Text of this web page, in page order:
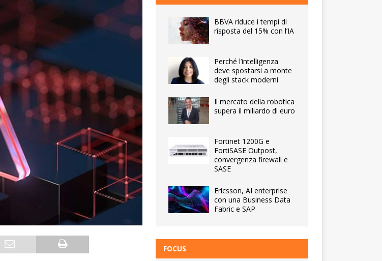
BBVA riduce i tempi di
risposta del 15% con l’IA
Perché l’intelligenza
deve spostarsi a monte
degli stack moderni
Il mercato della robotica
supera il miliardo di euro
Fortinet 1200G e
FortiSASE Outpost,
convergenza firewall e
SASE
Ericsson, AI enterprise
con una Business Data
Fabric e SAP
FOCUS